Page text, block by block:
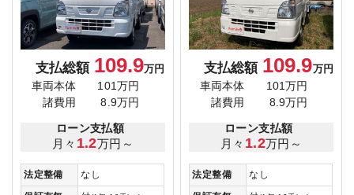
支払総額 109.9万円
車両本体
101万円
諸費用
8.9万円
ローン支払額
月々 1.2万円～
法定整備
なし
支払総額 109.9万円
車両本体
101万円
諸費用
8.9万円
ローン支払額
月々 1.2万円～
法定整備
なし